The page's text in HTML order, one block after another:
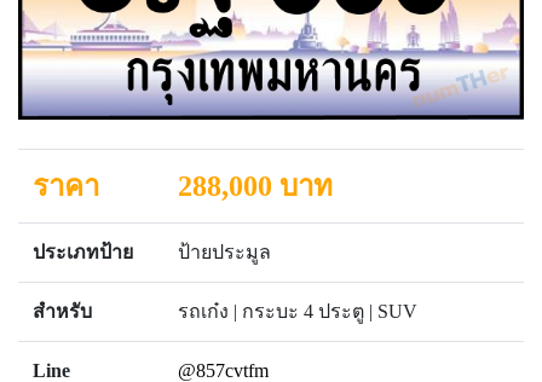
ราคา 288,000 บาท
ประเภทป้าย ป้ายประมูล
สำหรับ รถเก๋ง | กระบะ 4 ประตู | SUV
Line @857cvtfm